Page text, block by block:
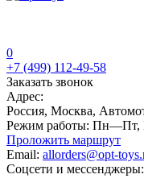
0
+7 (499) 112-49-58
Заказать звонок
Адрес:
Россия, Москва,
Режим работы: Пн—Пт,
Проложить маршрут
Email: allorders@opt-
Соцсети и мессенджеры: